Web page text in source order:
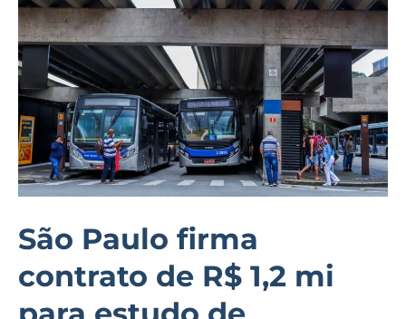
São Paulo firma
contrato de R$ 1,2 mi
contrato
de
R$
1,2
mi
para
estudo
de
econômico-
financeiro